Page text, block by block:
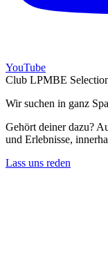
YouTube
Club LPMBE
Wir suchen in ganz
Gehört deiner dazu?
und Erlebnisse,
Lass uns reden